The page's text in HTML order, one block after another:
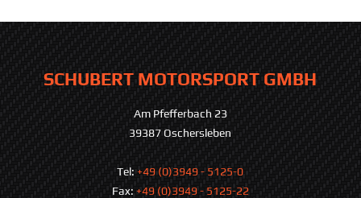
SCHUBERT MOTORSPORT GMBH
Am Pfefferbach 23
39387 Oschersleben
Tel: +49 (0)3949 - 5125-0
Fax: +49 (0)3949 - 5125-22